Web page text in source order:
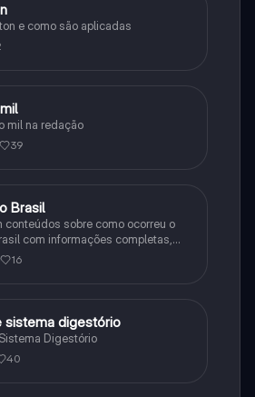
e como são aplicadas
mil na redação
39
Brasil
conteúdos sobre como ocorreu o
com informações completas,
contexto entre outro
16
sistema digestório
Digestório
40